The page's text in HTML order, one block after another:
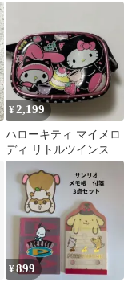
ャーム 5点セット
¥2,199
ハローキティ マイメロ
ディ リトルツインスタ
ーズ ポーチ 平成レ
トロ
¥899